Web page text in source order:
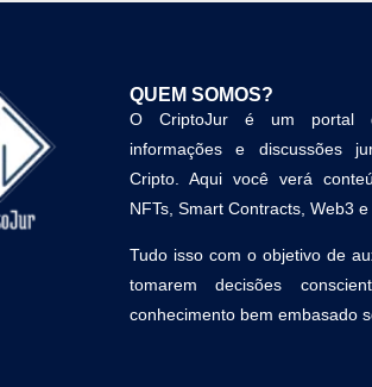
QUEM SOMOS?
O CriptoJur é um portal
informações e discussões
Cripto. Aqui você verá
NFTs, Smart Contracts, Web3
Tudo isso com o objetivo de
tomarem decisões
conhecimento bem embasado